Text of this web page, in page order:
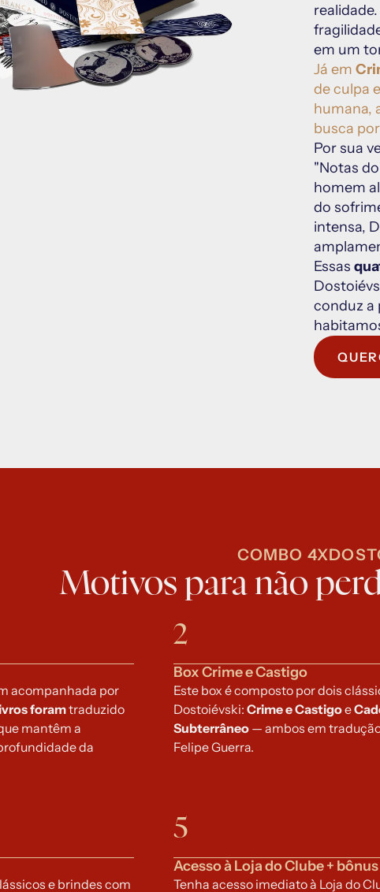
em um
Já em
de culpa
humana,
busca
Por sua
"Notas
homem
do
intensa,
Essas
conduz a
COMBO
Motivos para não
foram traduzido
mantêm a
da
2
Box Crime e Castigo
Este box é composto por dois
Dostoiévski: Crime e Castigo e
Subterrâneo — ambos em
Felipe Guerra.
5
Acesso à Loja do Clube + bônus
Tenha acesso imediato à Loja do